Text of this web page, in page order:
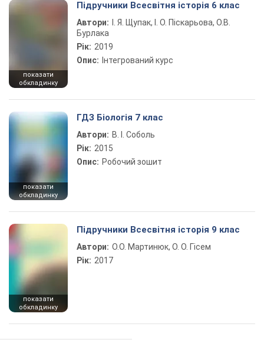
показати
обкладинку
Підручники Всесвітня історія 6 клас
Автори:
І. Я. Щупак, І. О. Піскарьова, О.В.
Бурлака
Рік: 2019
Опис: Інтегрований курс
показати
обкладинку
ГДЗ Біологія 7 клас
Автори: В. І. Соболь
Рік: 2015
Опис: Робочий зошит
показати
обкладинку
Підручники Всесвітня історія 9 клас
Автори: О.О. Мартинюк, О. О. Гісем
Рік: 2017